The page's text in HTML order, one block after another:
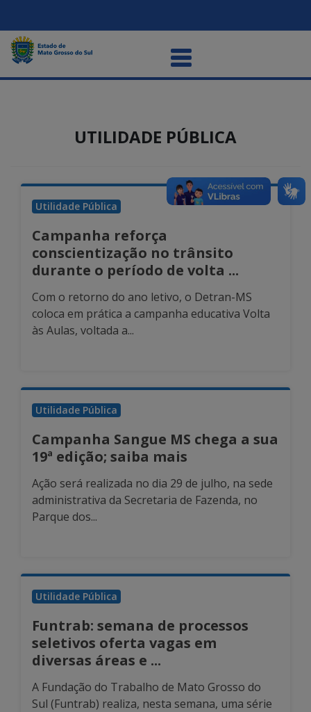
UTILIDADE PÚBLICA
Utilidade Pública
Campanha reforça
conscientização no trânsito
durante o período de volta ...
Com o retorno do ano letivo, o Detran-MS
coloca em prática a campanha educativa Volta
às Aulas, voltada a...
Utilidade Pública
Campanha Sangue MS chega a sua
19ª edição; saiba mais
Ação será realizada no dia 29 de julho, na sede
administrativa da Secretaria de Fazenda, no
Parque dos...
Utilidade Pública
Funtrab: semana de processos
seletivos oferta vagas em
diversas áreas e ...
A Fundação do Trabalho de Mato Grosso do
Sul (Funtrab) realiza, nesta semana, uma série